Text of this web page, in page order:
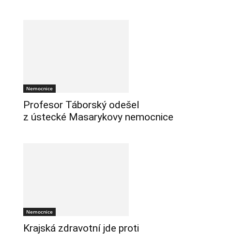
Nemocnice
Profesor Táborský odešel
z ústecké Masarykovy nemocnice
Nemocnice
Krajská zdravotní jde proti